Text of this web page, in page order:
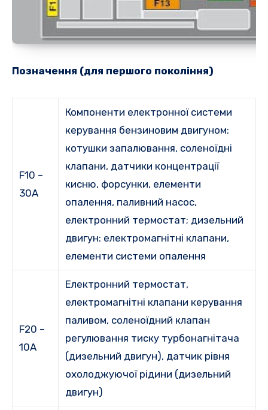
Позначення (для першого покоління)
F10 –
30A
Компоненти електронної системи
керування бензиновим двигуном:
котушки запалювання, соленоїдні
клапани, датчики концентрації
кисню, форсунки, елементи
опалення, паливний насос,
електронний термостат; дизельний
двигун: електромагнітні клапани,
елементи системи опалення
F20 –
10А
Електронний термостат,
електромагнітні клапани керування
паливом, соленоїдний клапан
регулювання тиску турбонагнітача
(дизельний двигун), датчик рівня
охолоджуючої рідини (дизельний
двигун)